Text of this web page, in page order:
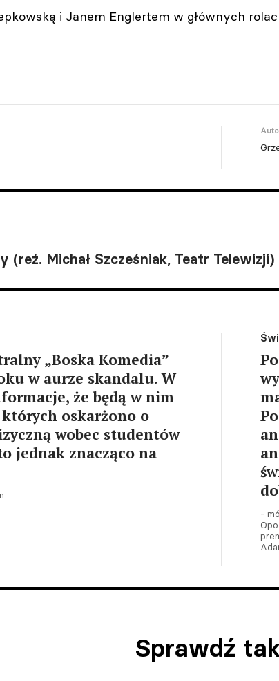
i Janem Englertem w głównych
(reż. Michał Szcześniak, Teatr Telewizji)
„Boska Komedia”
w aurze skandalu. W
że będą w nim
oskarżono o
wobec studentów
jednak znacząco na
-
Sprawdź